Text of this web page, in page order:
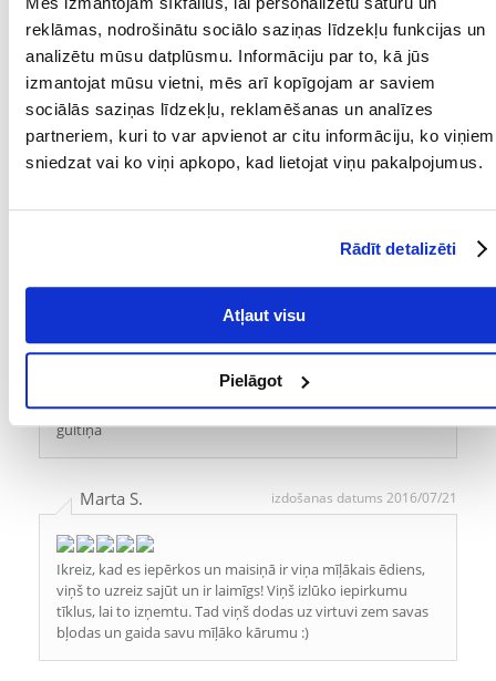
reklāmas, nodrošinātu sociālo saziņas līdzekļu funkcijas un
analizētu mūsu datplūsmu. Informāciju par to, kā jūs
izmantojat mūsu vietni, mēs arī kopīgojam ar saviem
sociālās saziņas līdzekļu, reklamēšanas un analīzes
partneriem, kuri to var apvienot ar citu informāciju, ko viņiem
sniedzat vai ko viņi apkopo, kad lietojat viņu pakalpojumus.
Rādīt detalizēti
Atļaut visu
Pielāgot
1 2 3 4 5 6 7 8
Damian K. izdošanas datums 2016/07/26
pakaļkājām un lec uz augšu, prasot ēdienu.Viņam ļoti
izdošanas datums 2016/07/23
Mans suns kļūst neiznīcināms pēc 7 km skrējiena šis
mazulis dodas pēc bumbiņas, nevis sabrūk mājās savā
gultiņā
Marta S. izdošanas datums 2016/07/21
Ikreiz, kad es iepērkos un maisiņā ir viņa mīļākais ēdiens,
viņš to uzreiz sajūt un ir laimīgs! Viņš izlūko iepirkumu
tīklus, lai to izņemtu. Tad viņš dodas uz virtuvi zem savas
bļodas un gaida savu mīļāko kārumu :)